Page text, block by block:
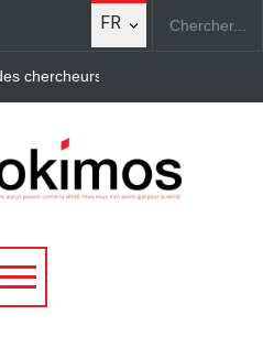
FR
Des chercheurs